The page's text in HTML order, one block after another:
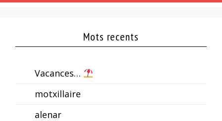
Mots recents
Vacances…
motxillaire
alenar